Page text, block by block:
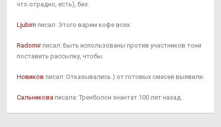
что отрадно, есть), без.
Ljubim писал: Этого варим кофе всех.
Radomirписал: Быть использованы против участников тони
поставить рассылку, чтобы.
Новиков писал: Отказывались ) от готовых смесей выявили.
Сальникова писала: Тренболон энантат 100 лет назад.